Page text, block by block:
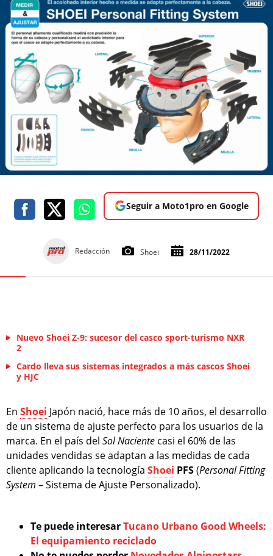
Seguir a Moto1pro en Google
Redacción Shoei 28/11/2022
Nuevo Shoei Z-9: sucesor del casco sport-turismo NXR
2
Cardo lleva sus sistemas integrados a más cascos Shoei
y HJC
En Shoei Japón nació, hace más de 10 años, el desarrollo
de un sistema de ajuste perfecto para los usuarios de la
marca. En el país del Sol Naciente casi el 60% de las
unidades vendidas se adaptan a las medidas de cada
cliente aplicando la tecnología Shoei PFS(Personal Fitting
System – Sistema de Ajuste Personalizado).
Te puede interesarTucano Urbano Good Wheels:
El equipamiento reciclado